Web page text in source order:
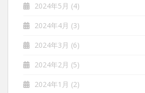
2024年5月 (4)
2024年4月 (3)
2024年3月 (6)
2024年2月 (5)
2024年1月 (2)